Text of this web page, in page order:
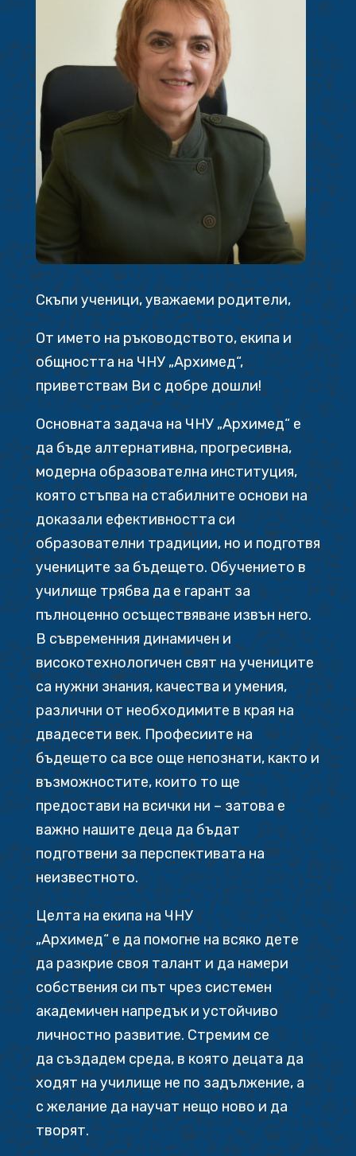
Скъпи ученици, уважаеми родители,
От името на ръководството, екипа и
общността на ЧНУ „Архимед“,
приветствам Ви с добре дошли!
Основната задача на ЧНУ „Архимед“ е
да бъде алтернативна, прогресивна,
модерна образователна институция,
която стъпва на стабилните основи на
доказали ефективността си
образователни традиции, но и подготвя
учениците за бъдещето. Обучението в
училище трябва да е гарант за
пълноценно осъществяване извън него.
В съвременния динамичен и
високотехнологичен свят на учениците
са нужни знания, качества и умения,
различни от необходимите в края на
двадесети век. Професиите на
бъдещето са все още непознати, както и
възможностите, които то ще
предостави на всички ни – затова е
важно нашите деца да бъдат
подготвени за перспективата на
неизвестното.
Целта на екипа на ЧНУ
„Архимед“ е да помогне на всяко дете
да разкрие своя талант и да намери
собствения си път чрез системен
академичен напредък и устойчиво
личностно развитие. Стремим се
да създадем среда, в която децата да
ходят на училище не по задължение, а
с желание да научат нещо ново и да
творят.